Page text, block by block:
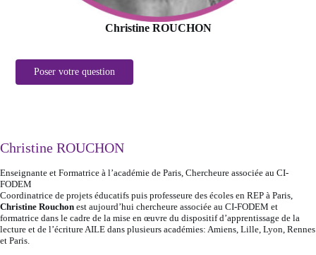
Christine ROUCHON
Poser votre question
Christine ROUCHON
Enseignante et Formatrice à l’académie de Paris, Chercheure associée au CI-
FODEM
Coordinatrice de projets éducatifs puis professeure des écoles en REP à Paris,
Christine Rouchon est aujourd’hui chercheure associée au CI-FODEM et
formatrice dans le cadre de la mise en œuvre du dispositif d’apprentissage de la
lecture et de l’écriture AILE dans plusieurs académies: Amiens, Lille, Lyon, Rennes
et Paris.